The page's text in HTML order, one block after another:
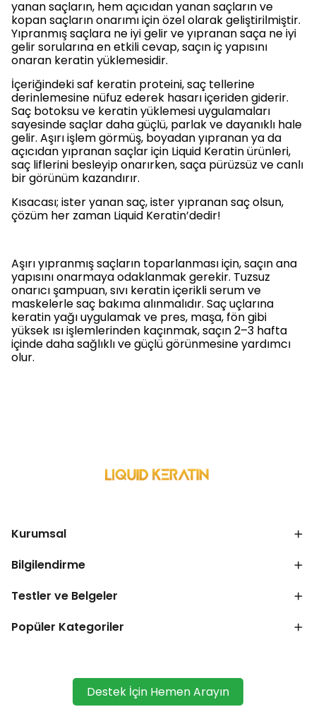
yanan saçların, hem açıcıdan yanan saçların ve
kopan saçların onarımı için özel olarak geliştirilmiştir.
Yıpranmış saçlara ne iyi gelirveyıpranan saça ne iyi
gelirsorularına en etkili cevap, saçın iç yapısını
onaran keratin yüklemesidir.
İçeriğindeki saf keratin proteini, saç tellerine
derinlemesine nüfuz ederek hasarı içeriden giderir.
Saç botoksu ve keratin yüklemesi uygulamaları
sayesinde saçlar daha güçlü, parlak ve dayanıklı hale
gelir. Aşırı işlem görmüş, boyadan yıpranan ya da
açıcıdan yıpranan saçlar için Liquid Keratin ürünleri,
saç liflerini besleyip onarırken, saça pürüzsüz ve canlı
bir görünüm kazandırır.
Kısacası; ister yanan saç, ister yıpranan saç olsun,
çözüm her zaman Liquid Keratin’dedir!
Aşırı yıpranmış saçların toparlanması için, saçın ana
yapısını onarmaya odaklanmak gerekir. Tuzsuz
onarıcı şampuan, sıvı keratin içerikli serum ve
maskelerle saç bakıma alınmalıdır. Saç uçlarına
keratin yağı uygulamak ve pres, maşa, fön gibi
yüksek ısı işlemlerinden kaçınmak, saçın 2–3 hafta
içinde daha sağlıklı ve güçlü görünmesine yardımcı
olur.
Kurumsal
Bilgilendirme
Testler ve Belgeler
Popüler Kategoriler
Destek İçin Hemen Arayın